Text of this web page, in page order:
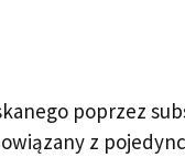
poprzez
z